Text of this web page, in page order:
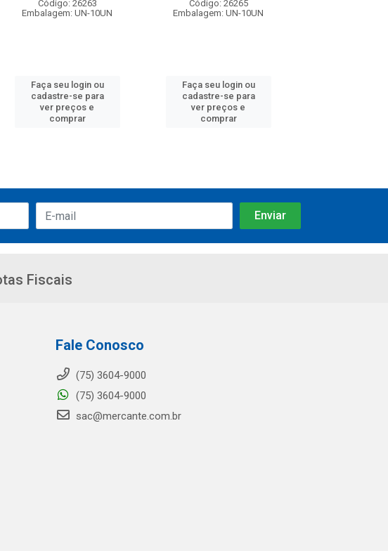
Código: 26263
Embalagem: UN-10UN
Faça seu login ou
cadastre-se para
ver preços e
comprar
Código: 26265
Embalagem: UN-10UN
Faça seu login ou
cadastre-se para
ver preços e
comprar
Fiscais
Fale Conosco
(75) 3604-9000
(75) 3604-9000
sac@mercante.com.br